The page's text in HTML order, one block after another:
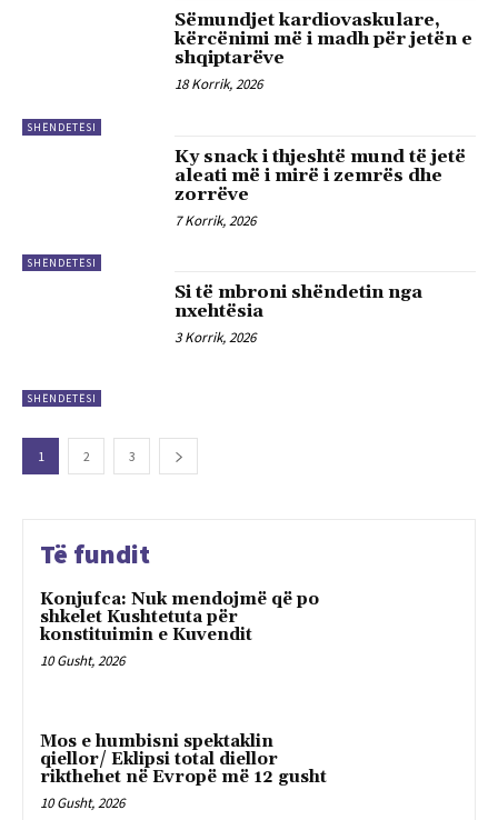
SHËNDETËSI
Sëmundjet kardiovaskulare,
kërcënimi më i madh për jetën e
shqiptarëve
18 Korrik, 2026
SHËNDETËSI
Ky snack i thjeshtë mund të jetë
aleati më i mirë i zemrës dhe
zorrëve
7 Korrik, 2026
SHËNDETËSI
Si të mbroni shëndetin nga
nxehtësia
3 Korrik, 2026
1 2 3
Të fundit
Konjufca: Nuk mendojmë që po
shkelet Kushtetuta për
konstituimin e Kuvendit
10 Gusht, 2026
Mos e humbisni spektaklin
qiellor/ Eklipsi total diellor
rikthehet në Evropë më 12 gusht
10 Gusht, 2026